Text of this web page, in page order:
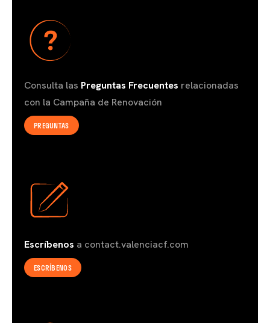
Consulta las Preguntas Frecuentes relacionadas
con la Campaña de Renovación
PREGUNTAS
Escríbenos a contact.valenciacf.com
ESCRÍBENOS